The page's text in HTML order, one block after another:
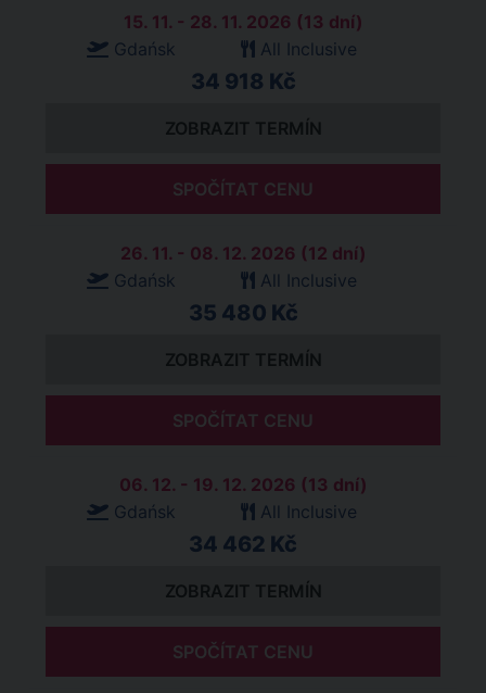
15. 11. - 28. 11. 2026 (13 dní)
Gdańsk
All Inclusive
34 918 Kč
ZOBRAZIT TERMÍN
SPOČÍTAT CENU
26. 11. - 08. 12. 2026 (12 dní)
Gdańsk
All Inclusive
35 480 Kč
ZOBRAZIT TERMÍN
SPOČÍTAT CENU
06. 12. - 19. 12. 2026 (13 dní)
Gdańsk
All Inclusive
34 462 Kč
ZOBRAZIT TERMÍN
SPOČÍTAT CENU